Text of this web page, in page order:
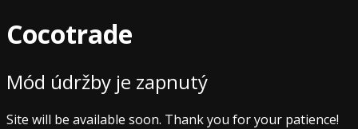
Cocotrade
Mód údržby je zapnutý
Site will be available soon. Thank you for your patience!